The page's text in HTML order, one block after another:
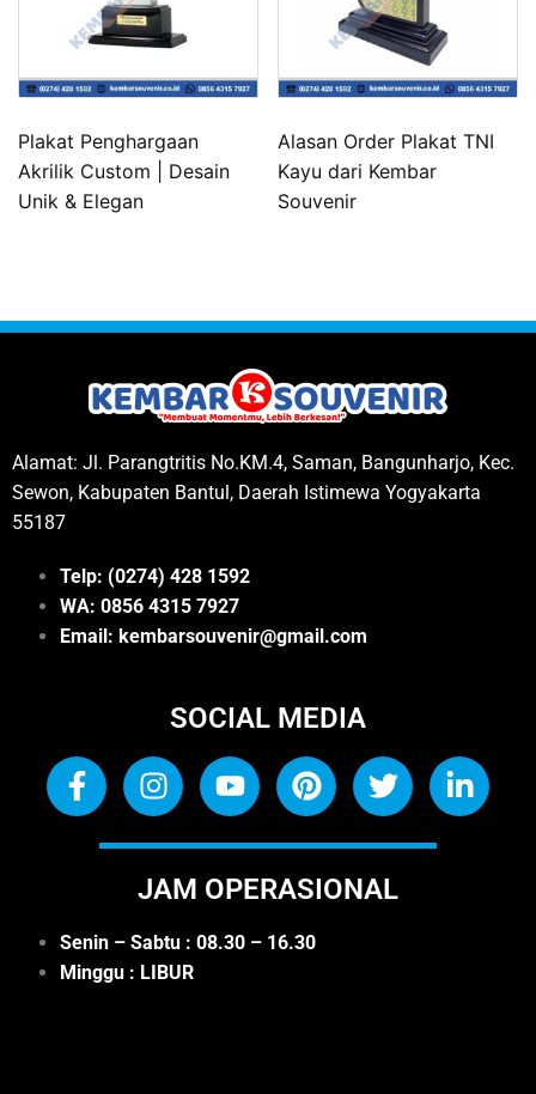
Plakat Penghargaan
Akrilik Custom | Desain
Unik & Elegan
Alasan Order Plakat TNI
Kayu dari Kembar
Souvenir
Alamat: Jl. Parangtritis No.KM.4, Saman, Bangunharjo, Kec.
Sewon, Kabupaten Bantul, Daerah Istimewa Yogyakarta
55187
Telp: (0274) 428 1592
WA: 0856 4315 7927
Email: kembarsouvenir@gmail.com
SOCIAL MEDIA
JAM OPERASIONAL
Senin – Sabtu : 08.30 – 16.30
Minggu : LIBUR